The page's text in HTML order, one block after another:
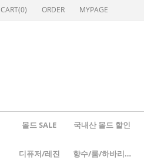
CART(0) ORDER MYPAGE
몰드 SALE 국내산 몰드 할인
디퓨저/레진 향수/룸/하바리움